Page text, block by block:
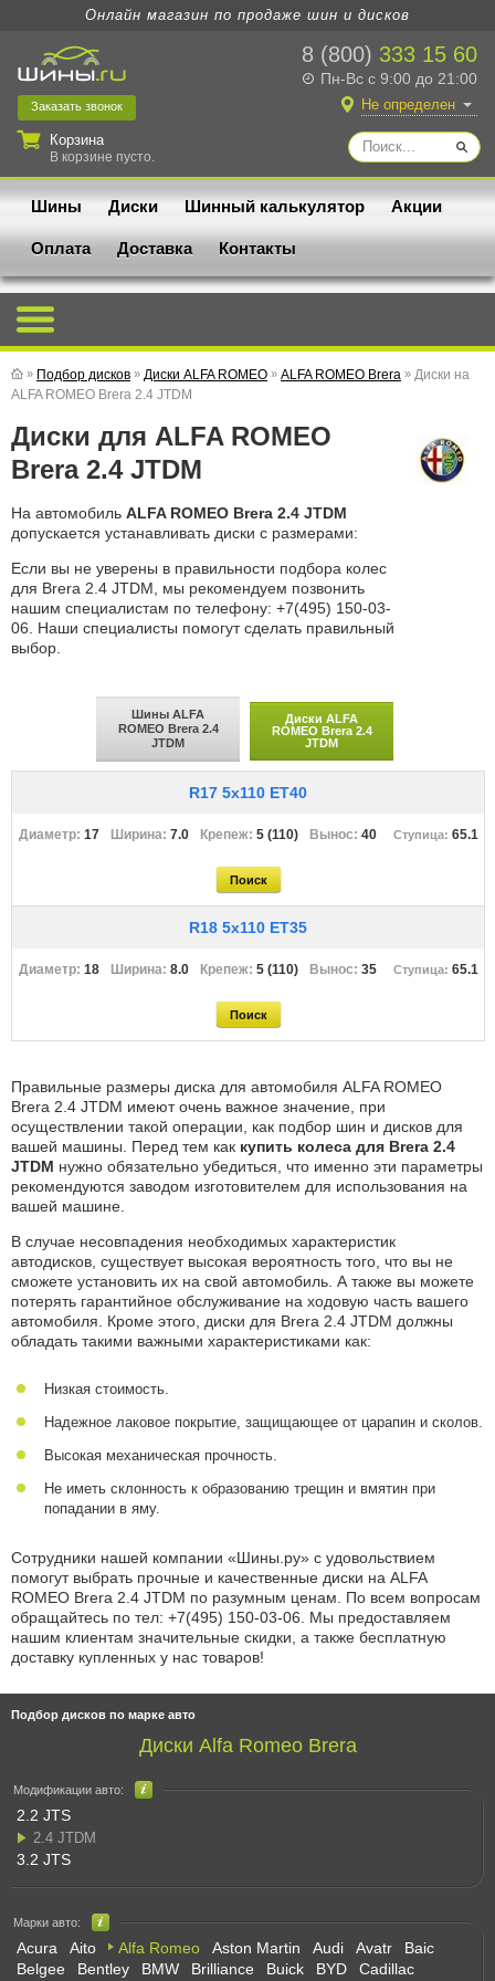
Онлайн магазин по продаже шин и дисков
8 (800) 333 15 60
Пн-Вс с 9:00 до 21:00
Заказать звонок
Корзина
В корзине пусто.
Не определен
Шины Диски Шинный калькулятор Акции
Оплата Доставка Контакты
Подбор дисков по марке авто
Диски Alfa Romeo Brera
Модификации авто:
2.2 JTS
2.4 JTDM
3.2 JTS
Марки авто:
Acura Aito Alfa Romeo Aston Martin Audi Avatr
Baic
Belgee
Bentley BMW Brilliance Buick BYD Cadillac
» Подбор дисков » Диски ALFA ROMEO » ALFA ROMEO Brera » Диски на
ALFA ROMEO Brera 2.4 JTDM
Диски для ALFA ROMEO
Brera 2.4 JTDM
На автомобиль ALFA ROMEO Brera 2.4 JTDM
допускается устанавливать диски с размерами:
Если вы не уверены в правильности подбора колес
для Brera 2.4 JTDM, мы рекомендуем позвонить
нашим специалистам по телефону: +7(495) 150-03-
06. Наши специалисты помогут сделать правильный
выбор.
Шины ALFA
ROMEO Brera 2.4
JTDM
Диски ALFA
ROMEO Brera 2.4
JTDM
R17 5x110 ET40
17 7.0 5 (110) 40 65.1
R18 5x110 ET35
18 8.0 5 (110) 35 65.1
Правильные размеры диска для автомобиля ALFA ROMEO
Brera 2.4 JTDM имеют очень важное значение, при
осуществлении такой операции, как подбор шин и дисков для
вашей машины. Перед тем как купить колеса для Brera 2.4
JTDM нужно обязательно убедиться, что именно эти параметры
рекомендуются заводом изготовителем для использования на
вашей машине.
В случае несовпадения необходимых характеристик
автодисков, существует высокая вероятность того, что вы не
сможете установить их на свой автомобиль. А также вы можете
потерять гарантийное обслуживание на ходовую часть вашего
автомобиля. Кроме этого, диски для Brera 2.4 JTDM должны
обладать такими важными характеристиками как:
Низкая стоимость.
Надежное лаковое покрытие, защищающее от царапин и сколов.
Высокая механическая прочность.
Не иметь склонность к образованию трещин и вмятин при
попадании в яму.
Сотрудники нашей компании «Шины.ру» с удовольствием
помогут выбрать прочные и качественные диски на ALFA
ROMEO Brera 2.4 JTDM по разумным ценам. По всем вопросам
обращайтесь по тел: +7(495) 150-03-06 . Мы предоставляем
нашим клиентам значительные скидки, а также бесплатную
доставку купленных у нас товаров!